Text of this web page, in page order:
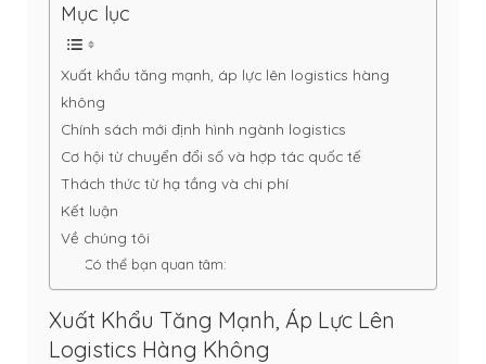
Mục lục
Xuất khẩu tăng mạnh, áp lực lên logistics hàng
không
Chính sách mới định hình ngành logistics
Cơ hội từ chuyển đổi số và hợp tác quốc tế
Thách thức từ hạ tầng và chi phí
Kết luận
Về chúng tôi
Có thể bạn quan tâm:
Xuất Khẩu Tăng Mạnh, Áp Lực Lên
Logistics Hàng Không